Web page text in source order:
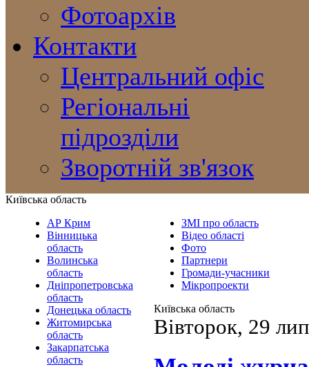
Фотоархів
Контакти
Центральний офіс
Регіональні
підрозділи
Зворотній зв'язок
Київська область
АР Крим
Вінницька
область
Волинська
область
Дніпропетровська
область
Донецька область
Житомирська
область
Закарпатська
область
ЗМІ про область
Відео області
Фото
Партнери
Громади-учасники
Мікропроекти
Київська область
Вівторок, 29